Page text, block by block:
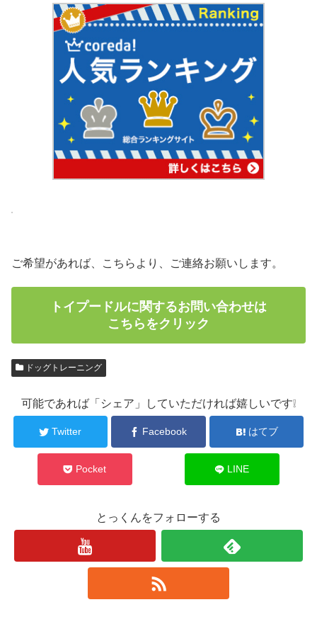
ご希望があれば、こちらより、ご連絡お願いします。
トイプードルに関するお問い合わせは
こちらをクリック
ドッグトレーニング
可能であれば「シェア」していただければ嬉しいです❕
Twitter Facebook はてブ
Pocket LINE
とっくんをフォローする